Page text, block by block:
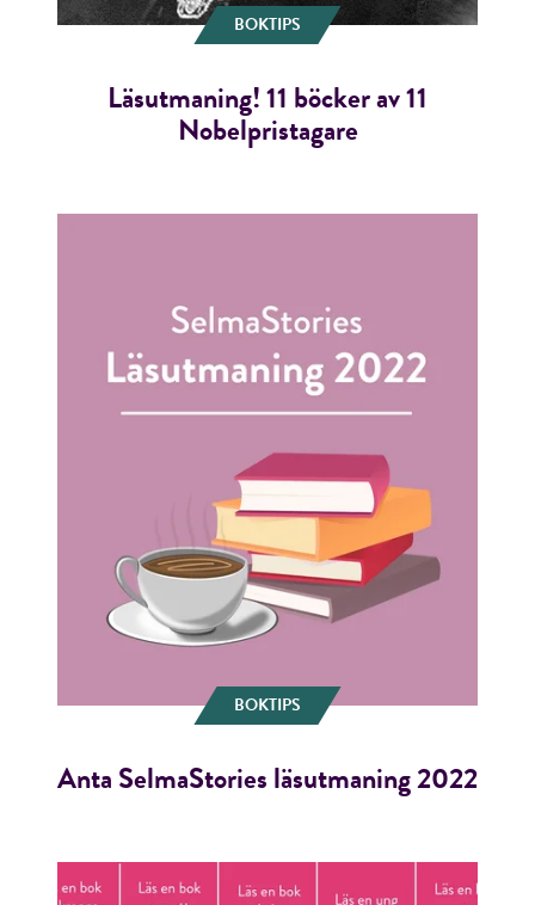
BOKTIPS
Läsutmaning! 11 böcker av 11
Nobelpristagare
BOKTIPS
Anta SelmaStories läsutmaning 2022